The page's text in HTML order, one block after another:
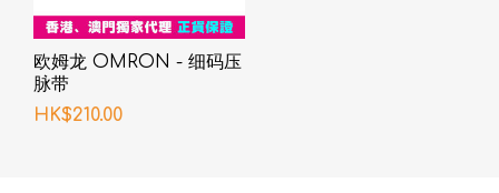
欧姆龙 OMRON - 细码压
脉带
HK$210.00